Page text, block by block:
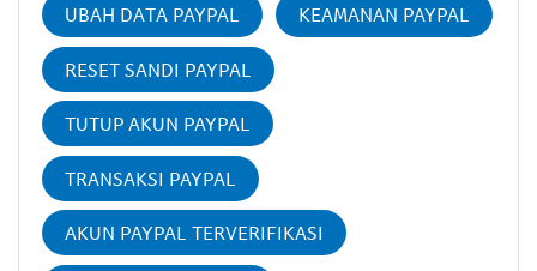
UBAH DATA PAYPAL KEAMANAN PAYPAL
RESET SANDI PAYPAL
TUTUP AKUN PAYPAL
TRANSAKSI PAYPAL
AKUN PAYPAL TERVERIFIKASI